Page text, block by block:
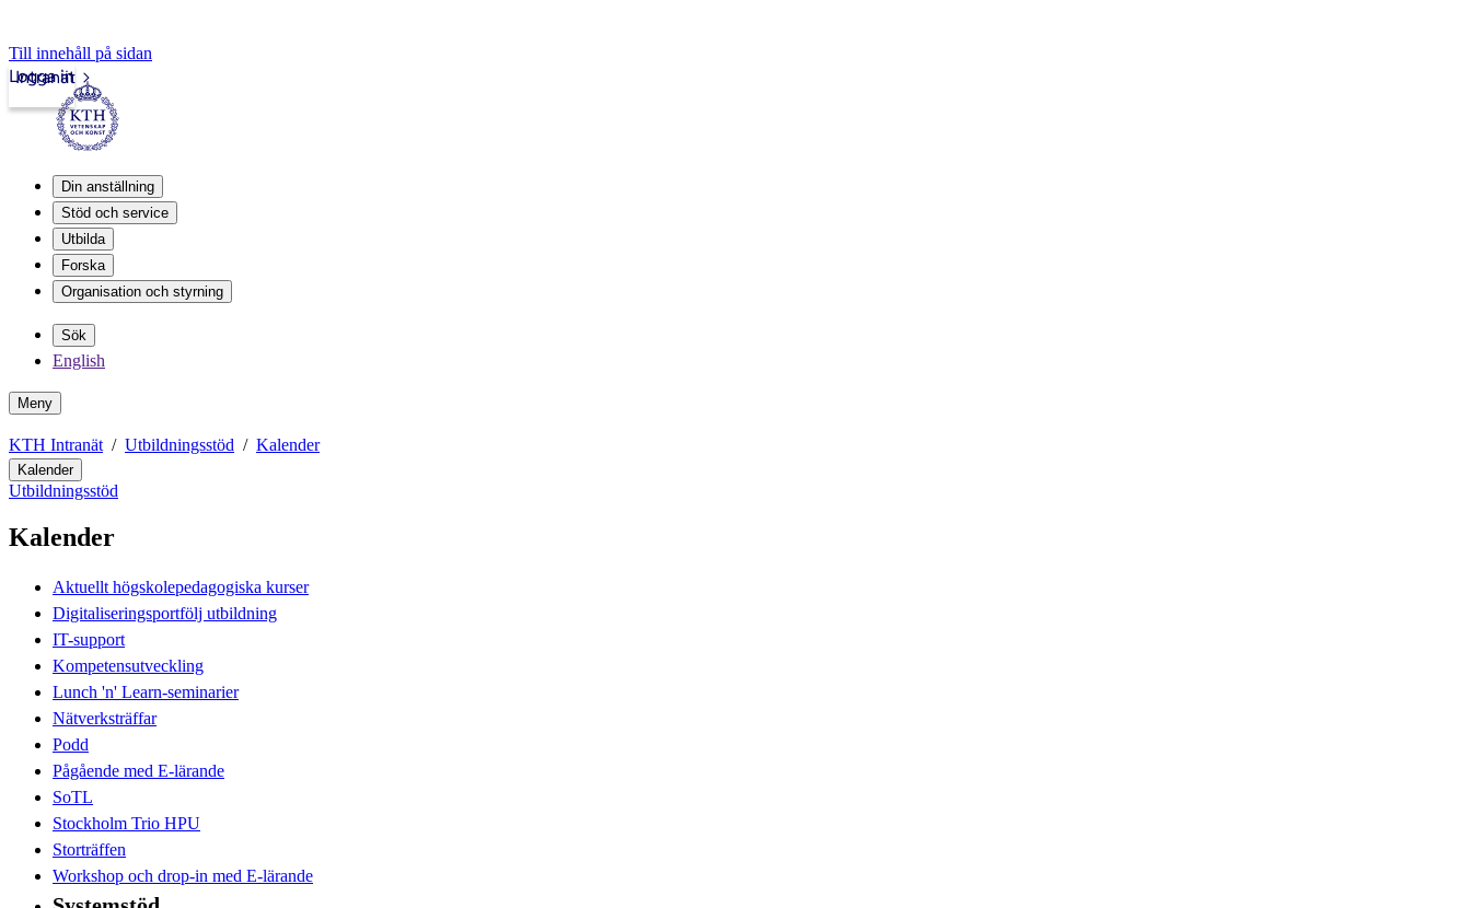
Till innehåll på sidan
Intranät
Logga in
Din anställning
Stöd och service
Utbilda
Forska
Organisation och styrning
Sök
English
Meny
KTH Intranät Utbildningsstöd Kalender
Kalender
Utbildningsstöd
Kalender
Aktuellt högskolepedagogiska kurser
Digitaliseringsportfölj utbildning
IT-support
Kompetensutveckling
Lunch 'n' Learn-seminarier
Nätverksträffar
Podd
Pågående med E-lärande
SoTL
Stockholm Trio HPU
Storträffen
Workshop och drop-in med E-lärande